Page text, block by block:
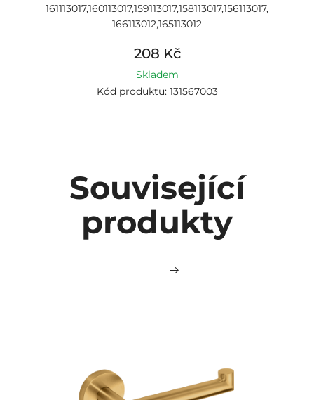
161113017,160113017,159113017,158113017,156113017,
166113012,165113012
208 Kč
Skladem
Kód produktu: 131567003
Související
produkty